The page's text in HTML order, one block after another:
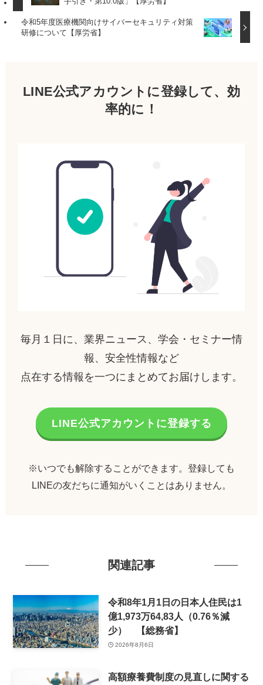
令和5年度医療機関向けサイバーセキュリティ対策
研修について【厚労省】
LINE公式アカウントに登録して、効
率的に！
毎月１日に、業界ニュース、学会・セミナー情
報、安全性情報など
点在する情報を一つにまとめてお届けします。
LINE公式アカウントに登録する
※いつでも解除することができます。登録しても
LINEの友だちに通知がいくことはありません。
関連記事
令和8年1月1日の日本人住民は1
億1,973万64,83人（0.76％減
少） 【総務省】
2026年8月6日
高額療養費制度の見直しに関する